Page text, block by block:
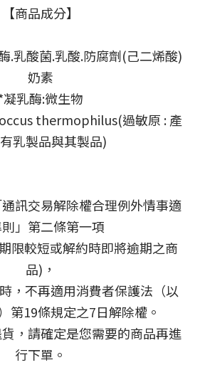
【商品成分】
.乳酸菌.乳酸.防腐劑(己二烯酸)
奶素
凝乳酶:微生物
thermophilus(過敏原 : 產
乳製品與其製品)
訊交易解除權合理例外情事適
」第二條第一項
限較短或解約時即將逾期之商
品)，
，不再適用消費者保護法（以
第19條規定之7日解除權。
，請確定是您需要的商品再進
行下單。